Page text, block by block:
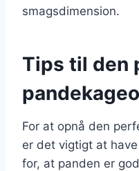
smagsdimension.
Tips til den
For at opnå den
er det vigtigt at
for, at panden er